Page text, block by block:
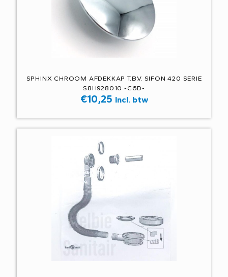
SPHINX CHROOM AFDEKKAP T.B.V. SIFON 420 SERIE
S8H928010 -C6D-
€10,25 Incl. btw